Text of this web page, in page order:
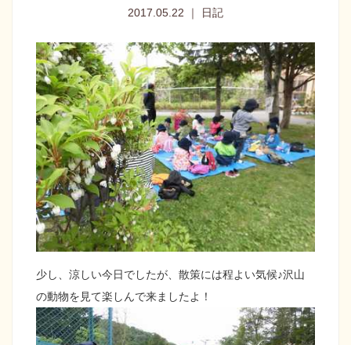
2017.05.22 ｜ 日記
少し、涼しい今日でしたが、散策には程よい気候♪沢山
の動物を見て楽しんで来ましたよ！